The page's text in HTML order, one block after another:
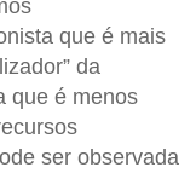
que é mais
da
que é menos
ser observada